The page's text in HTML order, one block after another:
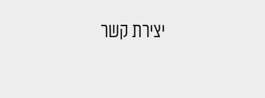
יצירת קשר